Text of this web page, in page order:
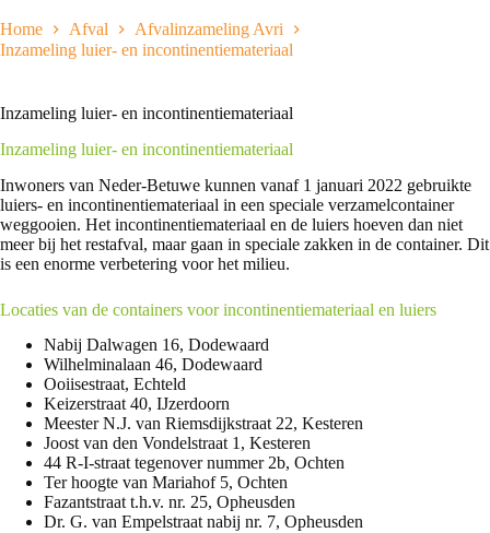
Home Afval
Afvalinzameling Avri
Inzameling luier- en incontinentiemateriaal
Inzameling luier- en incontinentiemateriaal
Inzameling luier- en incontinentiemateriaal
Inwoners van Neder-Betuwe kunnen vanaf 1 januari 2022 gebruikte
luiers- en incontinentiemateriaal in een speciale verzamelcontainer
weggooien. Het incontinentiemateriaal en de luiers hoeven dan niet
meer bij het restafval, maar gaan in speciale zakken in de container. Dit
is een enorme verbetering voor het milieu.
Locaties van de containers voor incontinentiemateriaal en luiers
Nabij Dalwagen 16, Dodewaard
Wilhelminalaan 46, Dodewaard
Ooiisestraat, Echteld
Keizerstraat 40, IJzerdoorn
Meester N.J. van Riemsdijkstraat 22, Kesteren
Joost van den Vondelstraat 1, Kesteren
44 R-I-straat tegenover nummer 2b, Ochten
Ter hoogte van Mariahof 5, Ochten
Fazantstraat t.h.v. nr. 25, Opheusden
Dr. G. van Empelstraat nabij nr. 7, Opheusden